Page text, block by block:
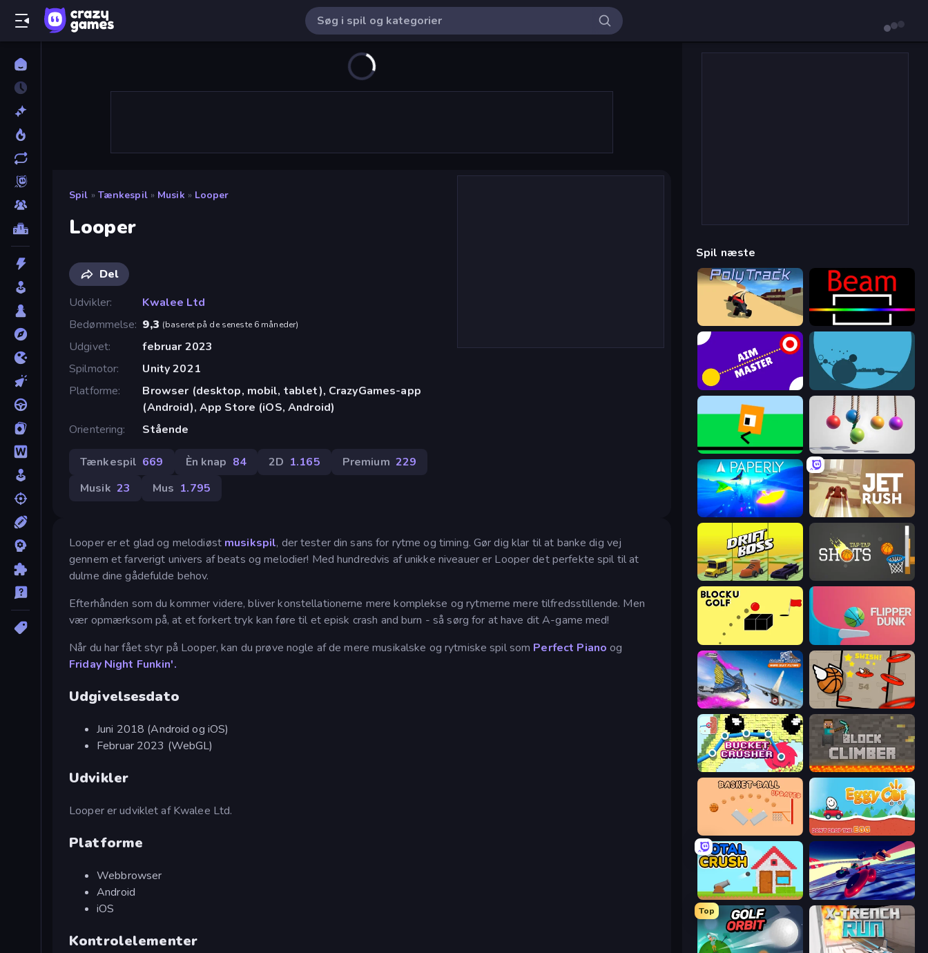
Spil » Tænkespil » Musik » Looper
Looper
Del
Udvikler
Kwalee Ltd
Bedømmelse 9,3 (baseret på de seneste 6 måneder)
Udgivet
februar 2023
Spilmotor
Unity 2021
Platforme
Browser (desktop, mobil, tablet), CrazyGames-app
(Android), App Store (iOS, Android)
Orientering
Stående
Tænkespil 669 Èn knap 84 2D 1.165 Premium 229
Musik 23 Mus 1.795
Looper er et glad og melodiøst musikspil, der tester din sans for rytme og timing. Gør dig klar til at banke dig vej
gennem et farverigt univers af beats og melodier! Med hundredvis af unikke niveauer er Looper det perfekte spil til at
dulme dine gådefulde behov.
Efterhånden som du kommer videre, bliver konstellationerne mere komplekse og rytmerne mere tilfredsstillende. Men
vær opmærksom på, at et forkert tryk kan føre til et episk crash and burn - så sørg for at have dit A-game med!
Når du har fået styr på Looper, kan du prøve nogle af de mere musikalske og rytmiske spil som Perfect Piano og
Friday Night Funkin'.
Udgivelsesdato
Juni 2018 (Android og iOS)
Februar 2023 (WebGL)
Udvikler
Looper er udviklet af Kwalee Ltd.
Platforme
Webbrowser
Android
iOS
Kontrolelementer
Spil næste
Beam
Aim Master circloO
Oh, flip! Pendulum Master
Paperly: Paper Plane Adventure Jet Rush
Drift Boss
Bounce Blocku Golf Flipper Dunk 3D
Base Jump Wing Suit Flying Flappy Dunk
Bucket Crusher Block Climber
Eggy Car
Total Crush Hyperspace Racers 3
Top